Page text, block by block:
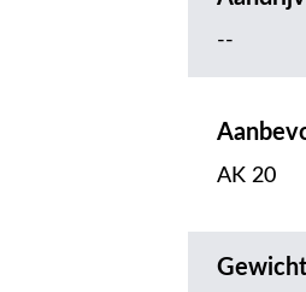
--
AK 20